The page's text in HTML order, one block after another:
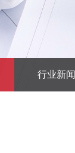
行业新闻